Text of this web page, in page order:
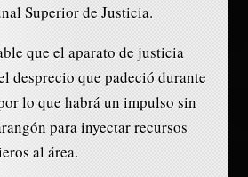
Superior de Justicia.
que el aparato de justicia
desprecio que padeció durante
lo que habrá un impulso sin
para inyectar recursos
al área.